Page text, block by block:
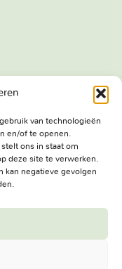
van technologieën
en/of te openen.
ons in staat om
deze site te verwerken.
kan negatieve gevolgen